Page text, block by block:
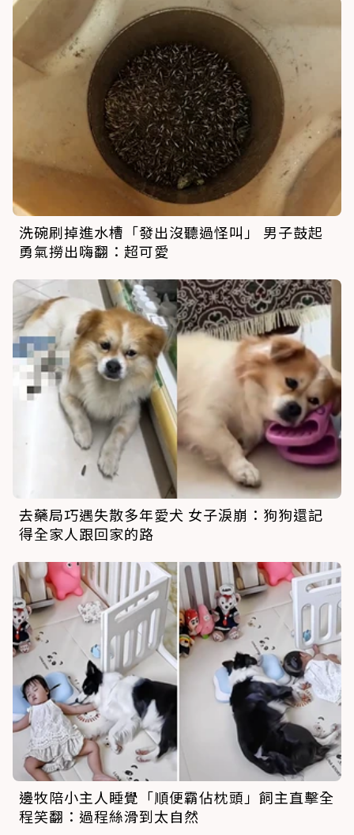
洗碗刷掉進水槽「發出沒聽過怪叫」 男子鼓起
勇氣撈出嗨翻：超可愛
去藥局巧遇失散多年愛犬 女子淚崩：狗狗還記
得全家人跟回家的路
邊牧陪小主人睡覺「順便霸佔枕頭」飼主直擊全
程笑翻：過程絲滑到太自然